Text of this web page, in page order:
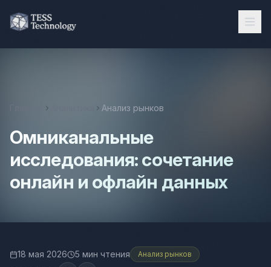
Анализ рынков
Омниканальные
исследования: сочетание
онлайн и офлайн данных
18 мая 2026 5 мин чтения
Анализ рынков